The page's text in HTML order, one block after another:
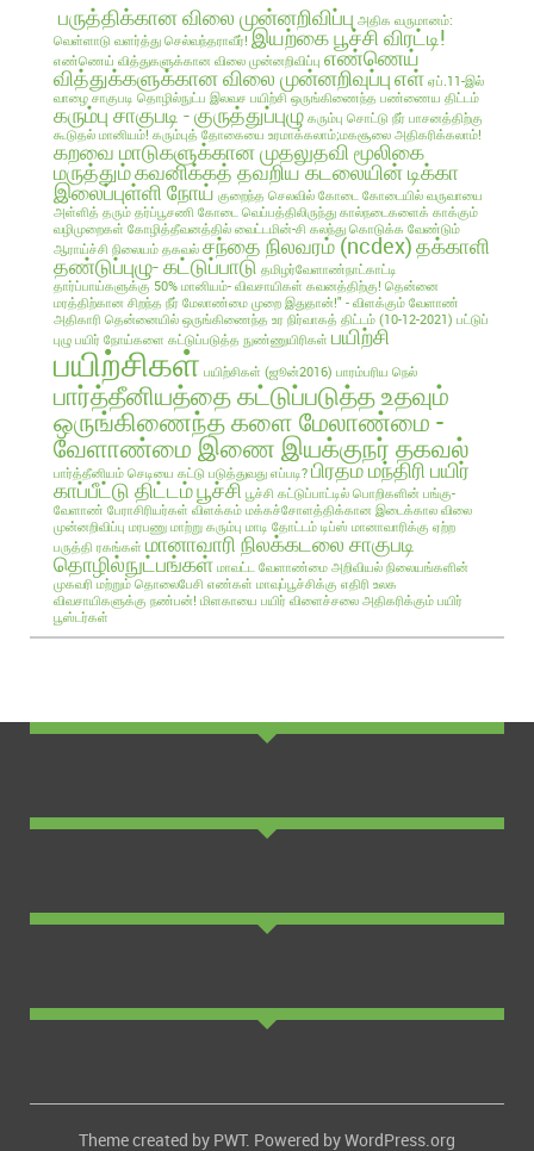
பருத்திக்கான விலை முன்னறிவிப்பு அதிக வருமானம்:
வெள்ளாடு வளர்த்து செல்வந்தராவீர்! இயற்கை பூச்சி விரட்டி!
எண்ணெய் வித்துகளுக்கான விலை முன்னறிவிப்பு எண்ணெய்
வித்துக்களுக்கான விலை முன்னறிவுப்புஎள் ஏப்.11-இல்
வாழை சாகுபடி தொழில்நுட்ப இலவச பயிற்சி ஒருங்கிணைந்த பண்ணைய திட்டம்
கரும்பு சாகுபடி - குருத்துப்புழு கரும்பு சொட்டு நீர் பாசனத்திற்கு
கூடுதல் மானியம்! கரும்புத் தோகையை உரமாக்கலாம்;மகசூலை அதிகரிக்கலாம்!
கறவை மாடுகளுக்கான முதலுதவி மூலிகை
மருத்தும்கவனிக்கத் தவறிய கடலையின் டிக்கா
இலைப்புள்ளி நோய் குறைந்த செலவில் கோடை கோடையில் வருவாயை
அள்ளித் தரும் தர்ப்பூசணி கோடை வெப்பத்திலிருந்து கால்நடைகளைக் காக்கும்
வழிமுறைகள் கோழித்தீவனத்தில் வைட்டமின்-சி கலந்து கொடுக்க வேண்டும்
ஆராய்ச்சி நிலையம் தகவல் சந்தை நிலவரம் (ncdex)தக்காளி
தண்டுப்புழு- கட்டுப்பாடு தமிழர்வேளாண்நாட்காட்டி
தார்ப்பாய்களுக்கு 50% மானியம்- விவசாயிகள் கவனத்திற்கு! தென்னை
மரத்திற்கான சிறந்த நீர் மேலாண்மை முறை இதுதான்!" - விளக்கும் வேளாண்
அதிகாரி தென்னையில் ஒருங்கிணைந்த உர நிர்வாகத் திட்டம் (10-12-2021) பட்டுப்
புழு பயிர் நோய்களை கட்டுப்படுத்த நுண்ணுயிரிகள் பயிற்சி
பயிற்சிகள் பயிற்சிகள் (ஜூன்2016) பாரம்பரிய நெல்
பார்த்தீனியத்தை கட்டுப்படுத்த உதவும்
ஒருங்கிணைந்த களை மேலாண்மை -
வேளாண்மை இணை இயக்குநர் தகவல்
பார்த்தீனியம் செடியை கட்டு படுத்துவது எப்படி? பிரதம மந்திரி பயிர்
காப்பீட்டு திட்டம்பூச்சி பூச்சி கட்டுப்பாட்டில் பொறிகளின் பங்கு-
வேளாண் பேராசிரியர்கள் விளக்கம் மக்கச்சோளத்திக்கான இடைக்கால விலை
முன்னறிவிப்பு மரபணு மாற்று கரும்பு மாடி தோட்டம் டிப்ஸ் மானாவாரிக்கு ஏற்ற
பருத்தி ரகங்கள் மானாவாரி நிலக்கடலை சாகுபடி
தொழில்நுட்பங்கள் மாவட்ட வேளாண்மை அறிவியல் நிலையங்களின்
முகவரி மற்றும் தொலைபேசி எண்கள் மாவுப்பூச்சிக்கு எதிரி உலக
விவசாயிகளுக்கு நண்பன்! மிளகாயை பயிர் விளைச்சலை அதிகரிக்கும் பயிர்
பூஸ்டர்கள்
Theme created by PWT. Powered byWordPress.org